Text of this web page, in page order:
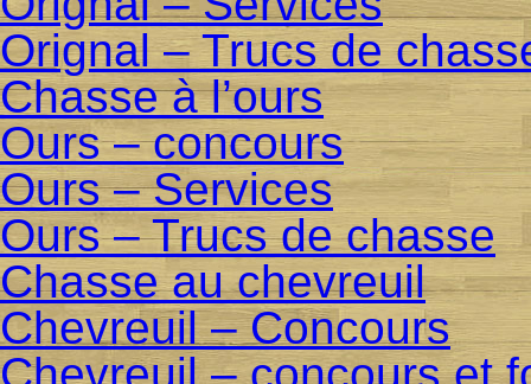
Orignal – Trucs de
Chasse à l’ours
Ours – concours
Ours – Services
Ours – Trucs de chasse
Chasse au chevreuil
Chevreuil – Concours
Chevreuil – concours et